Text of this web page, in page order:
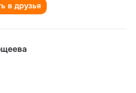
в друзья